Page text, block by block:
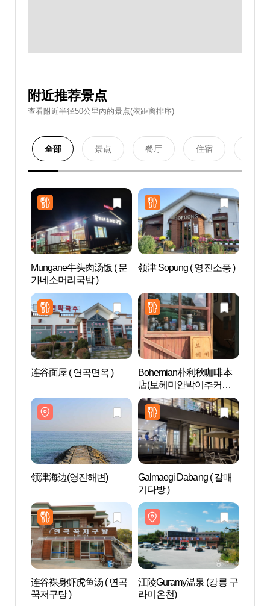
附近推荐景点
查看附近半径50公里內的景点(依距离排序)
全部 景点 餐厅 住宿
Mungane牛头肉汤饭 ( 문
가네소머리국밥 )
领津 Sopung ( 영진소풍 )
连谷面屋 ( 연곡면옥 )
Bohemian朴利秋咖啡本
店(보헤미안박이추커피
본점)
领津海边(영진해변)
Galmaegi Dabang ( 갈매
기다방 )
连谷裸身虾虎鱼汤 ( 연곡
꾹저구탕 )
江陵Guramy温泉 (강릉 구
라미온천)